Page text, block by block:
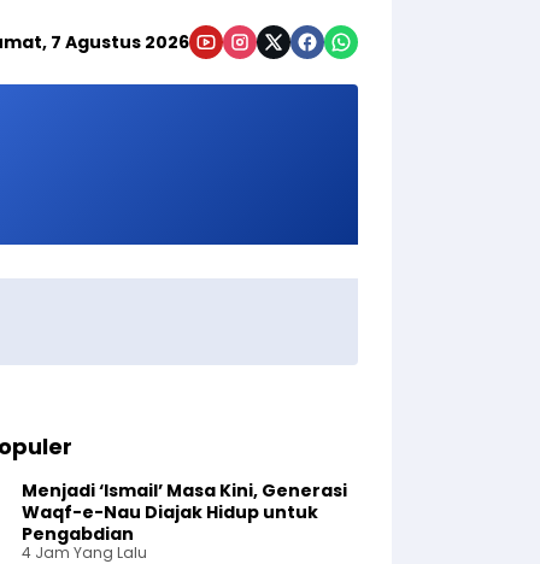
7 Agustus 2026
Menjadi ‘Ismail’ Masa Kini, Generasi
Waqf-e-Nau Diajak Hidup untuk
Pengabdian
4 Jam Yang Lalu